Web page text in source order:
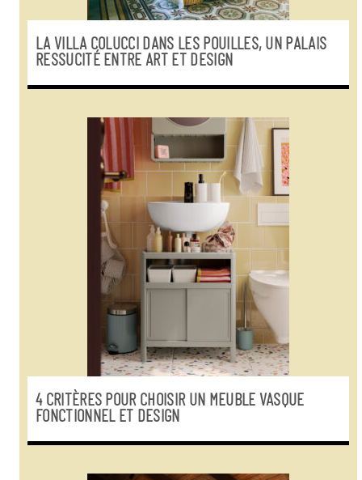
LA VILLA COLUCCI DANS LES POUILLES, UN PALAIS
RESSUCITÉ ENTRE ART ET DESIGN
4 CRITÈRES POUR CHOISIR UN MEUBLE VASQUE
FONCTIONNEL ET DESIGN